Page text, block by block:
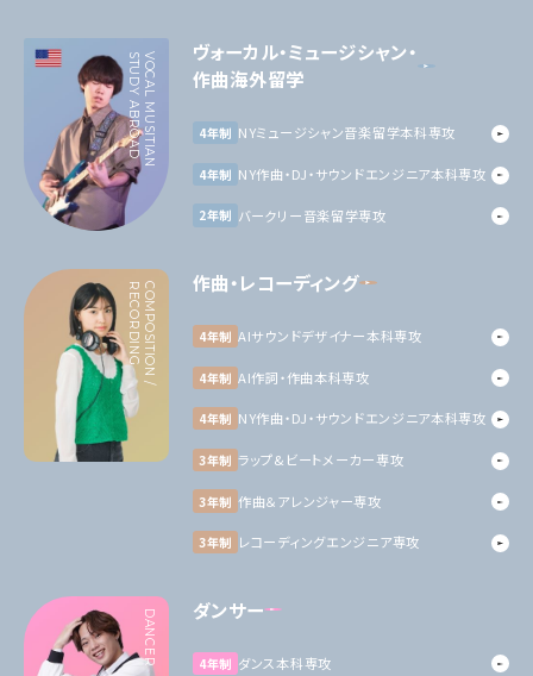
VOCAL MUSITIAN
STUDY ABROAD
ヴォーカル・ミュージシャン・
作曲海外留学
4年制 NYミュージシャン音楽留学本科専攻
4年制 NY作曲・DJ・サウンドエンジニア本科専攻
2年制 バークリー音楽留学専攻
C
O
M
P
O
S
I
T
I
O
N
/
R
E
C
O
R
D
I
N
G 作曲・レコーディング
4年制 AIサウンドデザイナー本科専攻
4年制 AI作詞・作曲本科専攻
4年制 NY作曲・DJ・サウンドエンジニア本科専攻
3年制 ラップ&ビートメーカー専攻
3年制 作曲＆アレンジャー専攻
3年制 レコーディングエンジニア専攻
DANCER ダンサー
4年制 ダンス本科専攻